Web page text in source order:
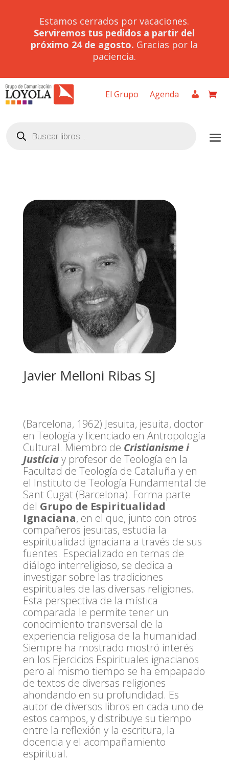
Estamos cerrados por vacaciones.
Serviremos tus pedidos a partir del
próximo 24 de agosto. Gracias por la
paciencia.
El Grupo Agenda
productos
Javier Melloni Ribas SJ
(Barcelona, 1962) Jesuita, jesuita, doctor
en Teología y licenciado en Antropología
Cultural. Miembro de Cristianisme i
Justíciay profesor de Teología en la
Facultad de Teología de Cataluña y en
el Instituto de Teología Fundamental de
Sant Cugat (Barcelona). Forma parte
del Grupo de Espiritualidad
Ignaciana, en el que, junto con otros
compañeros jesuitas, estudia la
espiritualidad ignaciana a través de sus
fuentes. Especializado en temas de
diálogo interreligioso, se dedica a
investigar sobre las tradiciones
espirituales de las diversas religiones.
Esta perspectiva de la mística
comparada le permite tener un
conocimiento transversal de la
experiencia religiosa de la humanidad.
Siempre ha mostrado mostró interés
en los Ejercicios Espirituales ignacianos
pero al mismo tiempo se ha empapado
de textos de diversas religiones
ahondando en su profundidad. Es
autor de diversos libros en cada uno de
estos campos, y distribuye su tiempo
entre la reflexión y la escritura, la
docencia y el acompañamiento
espiritual.